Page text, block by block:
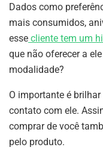
Dados como
mais consumidos,
esse cliente tem um
que não oferecer a
modalidade?
O importante é
contato com ele.
comprar de você
pelo produto.